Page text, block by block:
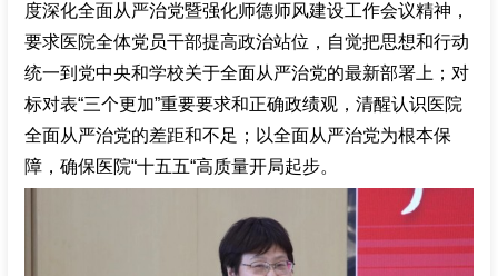
度深化全面从严治党暨强化师德师风建设工作会议精神，
要求医院全体党员干部提高政治站位，自觉把思想和行动
统一到党中央和学校关于全面从严治党的最新部署上；对
标对表“三个更加”重要要求和正确政绩观，清醒认识医院
全面从严治党的差距和不足；以全面从严治党为根本保
障，确保医院“十五五“高质量开局起步。